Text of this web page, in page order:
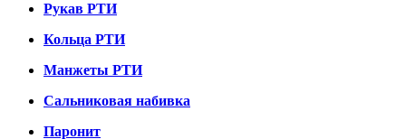
Рукав РТИ
Кольца РТИ
Манжеты РТИ
Сальниковая набивка
Паронит